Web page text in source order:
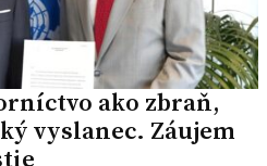
ako zbraň,
vyslanec. Záujem